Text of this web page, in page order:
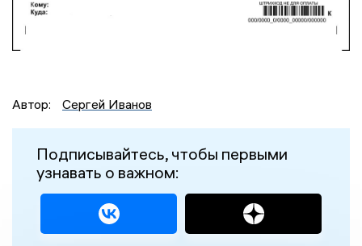
Автор: Сергей Иванов
Подписывайтесь, чтобы первыми
узнавать о важном: